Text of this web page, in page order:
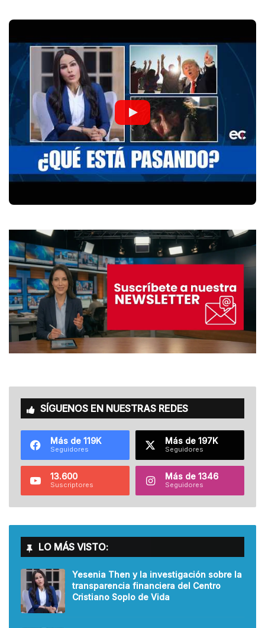
SÍGUENOS EN NUESTRAS REDES
Más de 119K
Seguidores
Más de 197K
Seguidores
13.600
Suscriptores
Más de 1346
Seguidores
LO MÁS VISTO:
Yesenia Then y la investigación sobre la
transparencia financiera del Centro
Cristiano Soplo de Vida